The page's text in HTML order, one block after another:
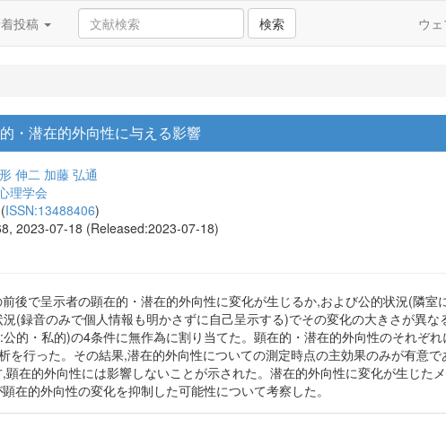
投稿 検索 ウ
・潜在的外向性に与える影響
伸二 加藤 弘通
理学会
(ISSN:13488406)
2023-07-18 (Released:2023-07-18)
後で呈示者の顕在的・潜在的外向性に変化が生じるか,および公的状況(隣室
(録音のみで個人情報も明かさずに自己呈示する)でその変化の大きさが異な
的・私的)の4条件に無作為に割り当てた。顕在的・潜在的外向性のそれぞ
を行った。その結果,潜在的外向性についての測定時点の主効果のみが有意
在的外向性には影響しないことが示された。潜在的外向性に変化が生じた
在的外向性の変化を抑制した可能性について考察した。